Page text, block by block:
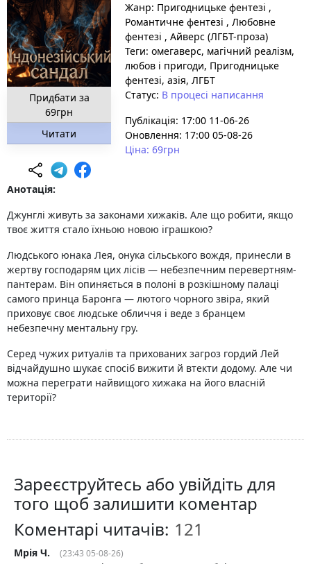
Придбати за
69грн
Читати
Жанр: Пригодницьке фентезі ,
Романтичне фентезі , Любовне
фентезі , Айверс (ЛГБТ-проза)
Теги: омегаверс, магічний реалізм,
любов і пригоди, Пригодницьке
фентезі, азія, ЛГБТ
Статус: В процесі написання
Публікація: 17:00 11-06-26
Оновлення: 17:00 05-08-26
Ціна: 69грн
Анотація:
Джунглі живуть за законами хижаків. Але що робити, якщо
твоє життя стало їхньою новою іграшкою?
Людського юнака Лея, онука сільського вождя, принесли в
жертву господарям цих лісів — небезпечним перевертням-
пантерам. Він опиняється в полоні в розкішному палаці
самого принца Баронга — лютого чорного звіра, який
приховує своє людське обличчя і веде з бранцем
небезпечну ментальну гру.
Серед чужих ритуалів та прихованих загроз гордий Лей
відчайдушно шукає спосіб вижити й втекти додому. Але чи
можна переграти найвищого хижака на його власній
території?
Зареєструйтесь або увійдіть для
того щоб залишити коментар
Коментарі читачів:
Мрія Ч. (23:43 05-08-26)